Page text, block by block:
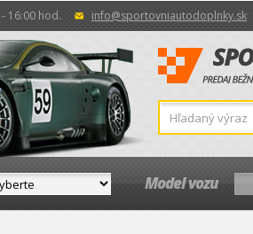
16:00 hod. info@sportovniautodoplnky.sk
Model vozu